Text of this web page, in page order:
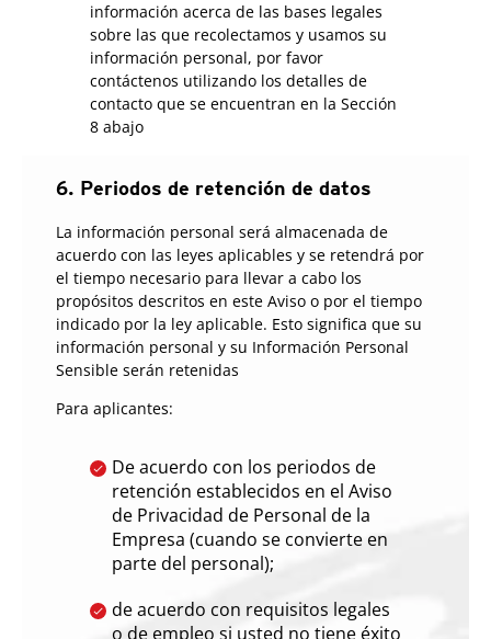
información acerca de las bases legales
sobre las que recolectamos y usamos su
información personal, por favor
contáctenos utilizando los detalles de
contacto que se encuentran en la Sección
8 abajo
6. Periodos de retención de datos
La información personal será almacenada de
acuerdo con las leyes aplicables y se retendrá por
el tiempo necesario para llevar a cabo los
propósitos descritos en este Aviso o por el tiempo
indicado por la ley aplicable. Esto significa que su
información personal y su Información Personal
Sensible serán retenidas
Para aplicantes:
De acuerdo con los periodos de
retención establecidos en el Aviso
de Privacidad de Personal de la
Empresa (cuando se convierte en
parte del personal);
de acuerdo con requisitos legales
o de empleo si usted no tiene éxito